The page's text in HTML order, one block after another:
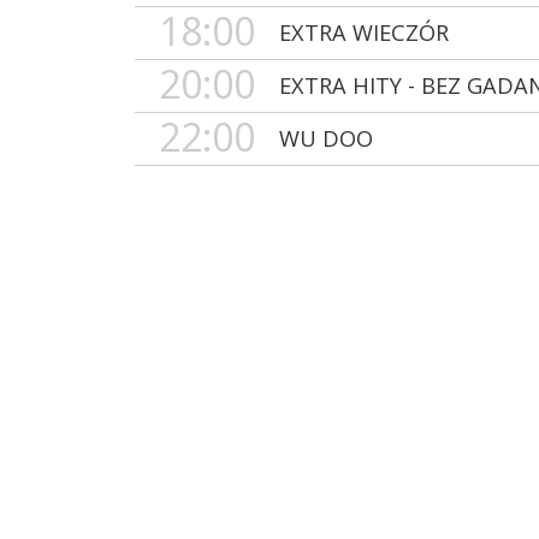
18:00
EXTRA WIECZÓR
20:00 EXTRA HITY - BEZ
22:00 WU DOO